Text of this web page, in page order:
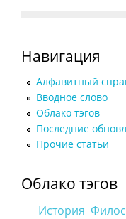
Навигация
Алфавитный
Вводное слово
Облако тэгов
Последние
Прочие статьи
Облако тэгов
История